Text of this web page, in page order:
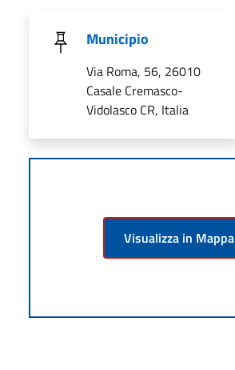
Municipio
Via Roma, 56, 26010
Casale Cremasco-
Vidolasco CR, Italia
Visualizza in Mappa